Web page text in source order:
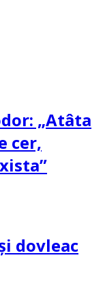
„Atâta
cer,
dovleac